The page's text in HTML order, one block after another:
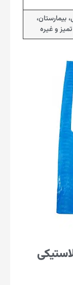
بیمارستان،
و غیره